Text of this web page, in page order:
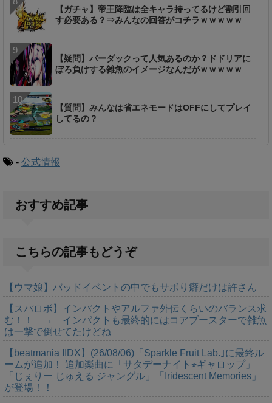
【ガチャ】帝王降臨は全キャラ持ってるけど割引回
す必要ある？⇒みんなの回答がコチラｗｗｗｗｗ
【疑問】バーダックって人気あるのか？ドドリアに
ぼろ負けする雑魚のイメージなんだがｗｗｗｗｗ
【質問】みんなは省エネモードはOFFにしてプレイ
してるの？
- 公式情報
おすすめ記事
こちらの記事もどうぞ
【ウマ娘】バッドイベントの中でもサボり癖だけは許さん
【スパロボ】インパクトやアルファ外伝くらいのバランス求
む！！ → インパクトも最終的にはコアブースターで雑魚
は一撃で倒せてたけどね
【beatmania IIDX】(26/08/06)「Sparkle Fruit Lab.｣に最終ル
ームが追加！ 追加楽曲に「サタデーナイト⭐︎ギャロップ」
「じぇりー じゅえる ジャングル」「Iridescent Memories」
が登場！！